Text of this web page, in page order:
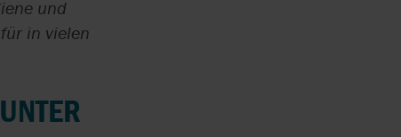
und
in vielen